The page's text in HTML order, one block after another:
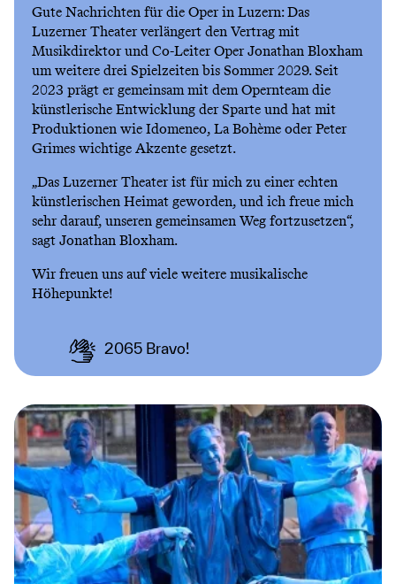
Gute Nachrichten für die Oper in Luzern: Das
Luzerner Theater verlängert den Vertrag mit
Musikdirektor und Co-Leiter Oper Jonathan Bloxham
um weitere drei Spielzeiten bis Sommer 2029. Seit
2023 prägt er gemeinsam mit dem Opernteam die
künstlerische Entwicklung der Sparte und hat mit
Produktionen wie Idomeneo, La Bohème oder Peter
Grimes wichtige Akzente gesetzt.
„Das Luzerner Theater ist für mich zu einer echten
künstlerischen Heimat geworden, und ich freue mich
sehr darauf, unseren gemeinsamen Weg fortzusetzen“,
sagt Jonathan Bloxham.
Wir freuen uns auf viele weitere musikalische
Höhepunkte!
2065 Bravo!